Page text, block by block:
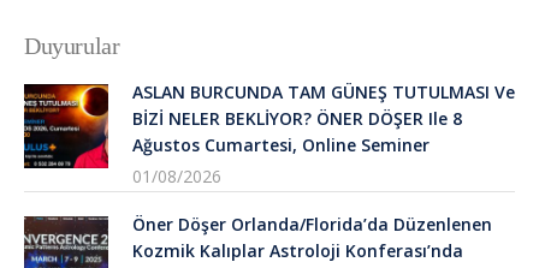
Duyurular
ASLAN BURCUNDA TAM GÜNEŞ TUTULMASI Ve
BİZİ NELER BEKLİYOR? ÖNER DÖŞER Ile 8
Ağustos Cumartesi, Online Seminer
01/08/2026
Öner Döşer Orlanda/Florida’da Düzenlenen
Kozmik Kalıplar Astroloji Konferası’nda